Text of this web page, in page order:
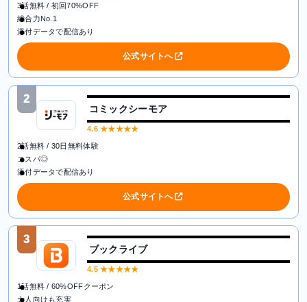
3話無料 / 初回70%OFF
総合力No.1
添付データで配信あり
公式サイトへ
2
コミックシーモア
4.6★★★★★
2話無料 / 30日無料体験
コスパ◎
添付データで配信あり
公式サイトへ
3
ブックライブ
4.5★★★★★
1話無料 / 60%OFFクーポン
大人向けも充実